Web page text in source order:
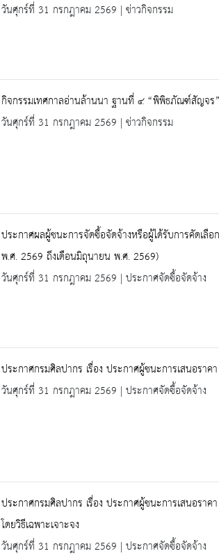
วันศุกร์ที่ 31 กรกฎาคม 2569 | ข่าวกิจกรรม
กิจกรรมเทศกาลอ่านล้านนา ฐานที่ ๔ “พิพิธภัณฑ์สัญจร
วันศุกร์ที่ 31 กรกฎาคม 2569 | ข่าวกิจกรรม
ประกาศผลผู้ชนะการจัดซื้อจัดจ้างหรือผู้ได้รับการคัดเ
พ.ศ. 2569 ถึงเดือนมิถุนายน พ.ศ. 2569)
วันศุกร์ที่ 31 กรกฎาคม 2569 | ประกาศจัดซื้อจัดจ้าง
ประกาศกรมศิลปากร เรื่อง ประกาศผู้ชนะการเสนอรา
วันศุกร์ที่ 31 กรกฎาคม 2569 | ประกาศจัดซื้อจัดจ้าง
ประกาศกรมศิลปากร เรื่อง ประกาศผู้ชนะการเสนอราค
โดยวิธีเฉพาะเจาะจง
วันศุกร์ที่ 31 กรกฎาคม 2569 | ประกาศจัดซื้อจัดจ้าง